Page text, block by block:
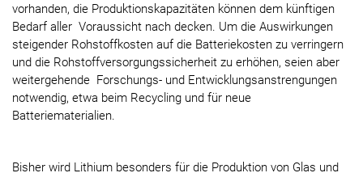
vorhanden, die Produktionskapazitäten können dem künftigen
Bedarf aller Voraussicht nach decken. Um die Auswirkungen
steigender Rohstoffkosten auf die Batteriekosten zu verringern
und die Rohstoffversorgungssicherheit zu erhöhen, seien aber
weitergehende Forschungs- und Entwicklungsanstrengungen
notwendig, etwa beim Recycling und für neue
Batteriematerialien.
Bisher wird Lithium besonders für die Produktion von Glas und